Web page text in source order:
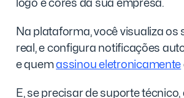
logo e cores da sua empresa.
Na plataforma, você visualiza
real, e configura notificações
e quemassinou eletronicamente
E, se precisar de suporte